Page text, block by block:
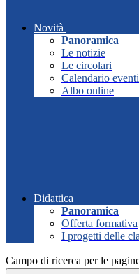
Novità
Panoramica
Le notizie
Le circolari
Calendario eventi
Albo online
Didattica
Panoramica
Offerta formativa
I progetti delle
Campo di ricerca per le